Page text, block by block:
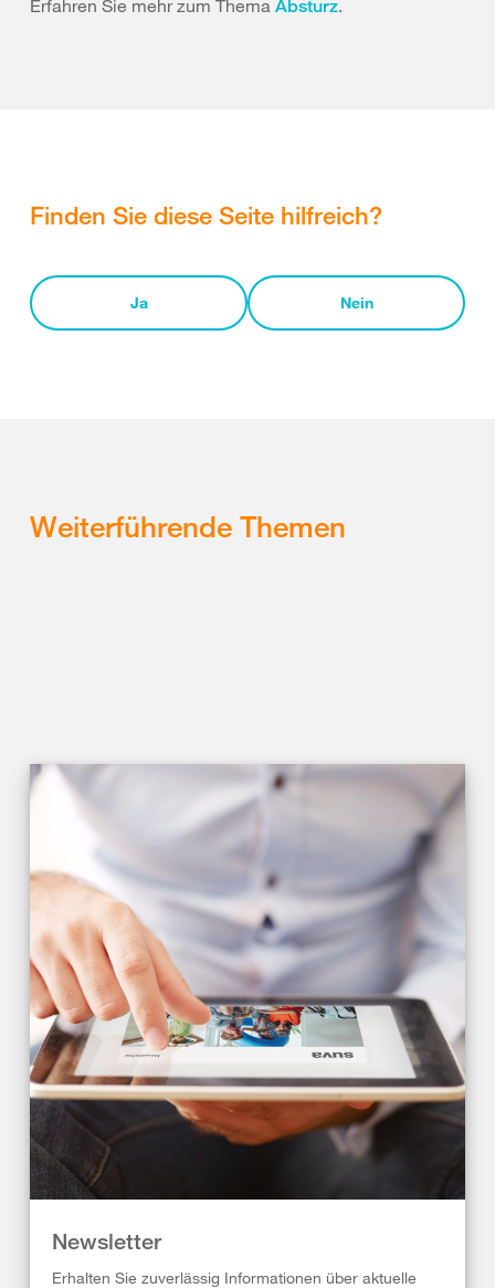
Erfahren Sie mehr zum Thema Absturz.
Finden Sie diese Seite hilfreich?
Ja Nein
Weiterführende Themen
Newsletter
Erhalten Sie zuverlässig Informationen über aktuelle